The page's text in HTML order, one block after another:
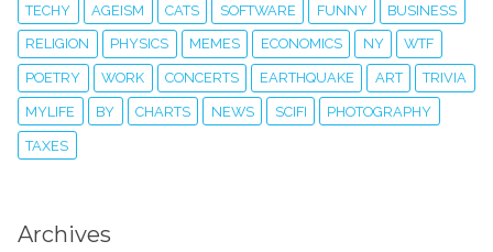
TECHY AGEISM CATS SOFTWARE FUNNY BUSINESS
RELIGION PHYSICS MEMES ECONOMICS NY WTF
POETRY WORK CONCERTS EARTHQUAKE ART TRIVIA
MYLIFE BY CHARTS NEWS SCIFI PHOTOGRAPHY
TAXES
Archives